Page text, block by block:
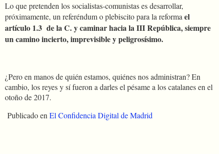
Lo que pretenden los socialistas-comunistas es desarrollar,
próximamente, un referéndum o plebiscito para la reforma el
artículo 1.3 de la C. y caminar hacia la III República, siempre
un camino incierto, imprevisible y peligrosísimo.
¿Pero en manos de quién estamos, quiénes nos administran? En
cambio, los reyes y sí fueron a darles el pésame a los catalanes en el
otoño de 2017.
Publicado en El Confidencia Digital de Madrid